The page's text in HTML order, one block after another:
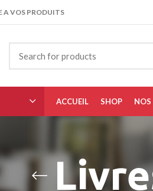
A VOS PRODUITS
ACCUEIL SHOP NOS